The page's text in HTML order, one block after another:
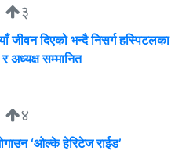
३
जीवन दिएको भन्दै निसर्ग हस्पिटलका
अध्यक्ष सम्मानित
४
‘ओल्के हेरिटेज राईड’